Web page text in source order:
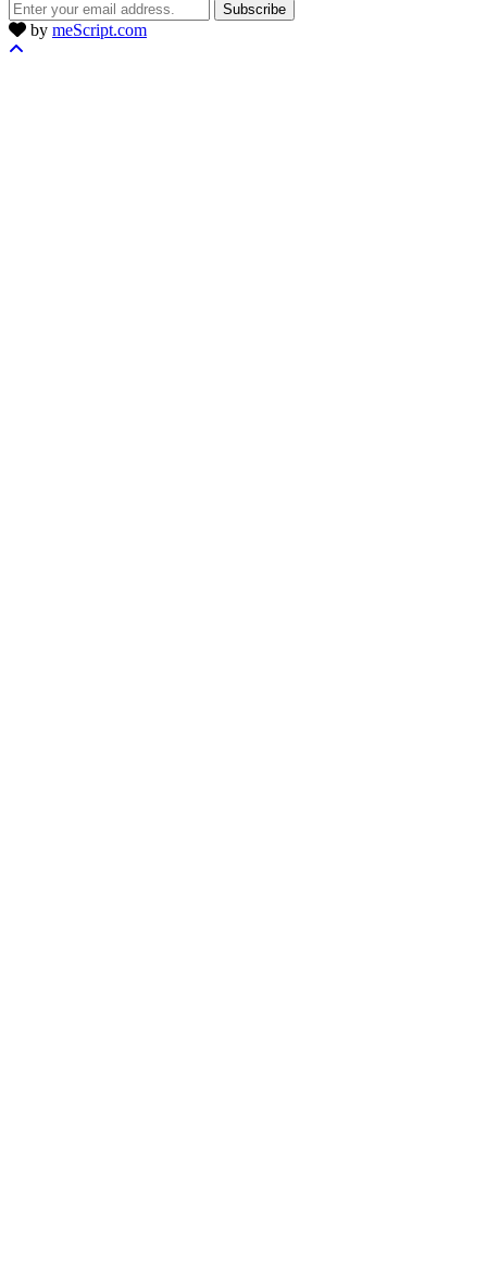
Subscribe
by meScript.com